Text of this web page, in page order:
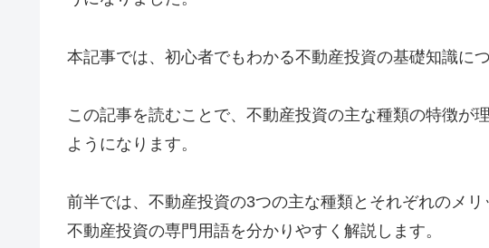
本記事では、初心者でもわかる不動産投資の基礎知識に
この記事を読むことで、不動産投資の主な種類の特徴が
ようになります。
前半では、不動産投資の3つの主な種類とそれぞれのメリ
不動産投資の専門用語を分かりやすく解説します。